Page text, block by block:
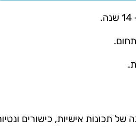
תכונות אישיות, כישורים